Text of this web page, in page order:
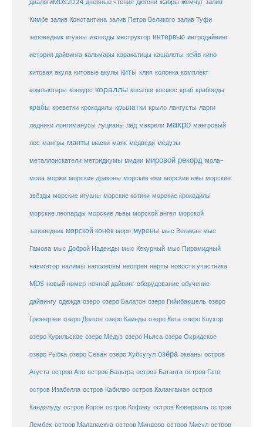
диалогиMDS2024 дневные чтения дюгони жабры жемчуг залив
Кимбе залив Константина залив Петра Великого залив Туфи
заповедник игуаны изоподы инструктор интервью интродайвинг
история дайвинга кальмары каракатицы кашалоты кейв кино
китовая акула китовые акулы киты клип колонка комплект
компьютеры конкурс кораллы косатки космос краб крабоеды
крабы креветки крокодилы крылатки крыло лангусты ларги
ледники лонгиманусы луцианы лёд макрели макро мангровый
лес мангры манты маски маяк медведи медузы
металлоискатели метридиумы мидии мировой рекорд мола-
мола моржи морские драконы морские ежи морские ежы морские
звёзды морские игуаны морские котики морские крокодилы
морские леопарды морские львы морской ангел морской
заповедник морской конёк моря мурены мыс Великан мыс
Гамова мыс Доброй Надежды мыс Кекурный мыс Пирамидный
навигатор налимы наполеоны неопрен нерпы новости участника
MDS новый номер ночной дайвинг оборудование обучение
дайвингу одежда озеро озеро Балатон озеро Гийибакшель озеро
Грюнерзее озеро Долгое озеро Каинды озеро Кета озеро Клухор
озеро Курильское озеро Медуз озеро Ньяса озеро Охридское
озеро Рыбка озеро Севан озеро Хубсугул озёра океаны остров
Агуста остров Апо остров Бальтра остров Батанта остров Гато
остров Изабелла остров Кабилао остров Калангаман остров
Кандолуду остров Корон остров Кофиау остров Кювервиль остров
Лембех остров Малапаскуа остров Миндоро остров Мисул остров